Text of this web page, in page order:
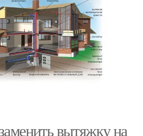
вытяжку на